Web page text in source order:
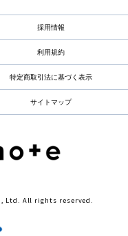
採用情報
利用規約
特定商取引法に基づく表示
サイトマップ
Ltd. All rights reserved.